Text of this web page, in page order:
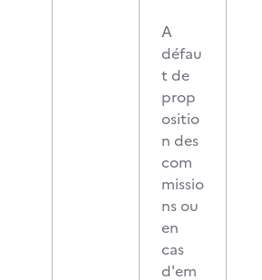
A
défau
t de
prop
ositio
n des
com
missio
ns ou
en
cas
d'em